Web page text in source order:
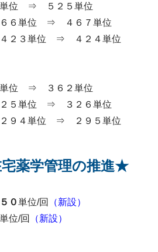
単位 ⇒ ５２５単位
６６単位 ⇒ ４６７単位
４２３単位 ⇒ ４２４単位
単位 ⇒ ３６２単位
２５単位 ⇒ ３２６単位
２９４単位 ⇒ ２９５単位
薬学管理の推進★
０単位/回
（新設）
単位/回 （新設）